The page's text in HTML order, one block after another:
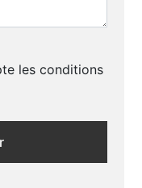
les conditions